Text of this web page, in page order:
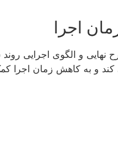
اجرا
و الگوی اجرایی روند
و به کاهش زمان اجرا